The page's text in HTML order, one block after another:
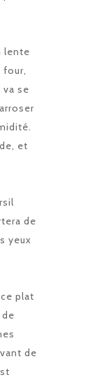
lente
four,
se
et
de
yeux
plat
de